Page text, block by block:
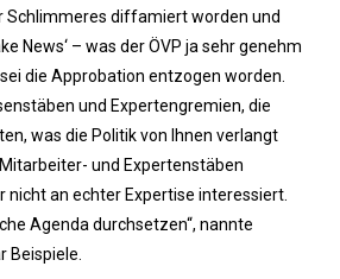
Schlimmeres diffamiert worden und
News‘ – was der ÖVP ja sehr genehm
die Approbation entzogen worden.
und Expertengremien, die
was die Politik von Ihnen verlangt
und Expertenstäben
nicht an echter Expertise interessiert.
Agenda durchsetzen“, nannte
Beispiele.